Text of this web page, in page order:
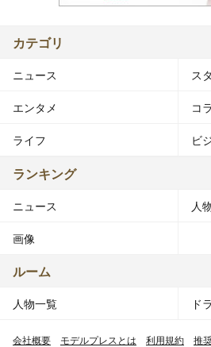
カテゴリ
ニュース ス
エンタメ コ
ライフ ビ
ランキング
ニュース 人
画像
ルーム
人物一覧 ド
会社概要 モデルプレスとは 利用規約 推